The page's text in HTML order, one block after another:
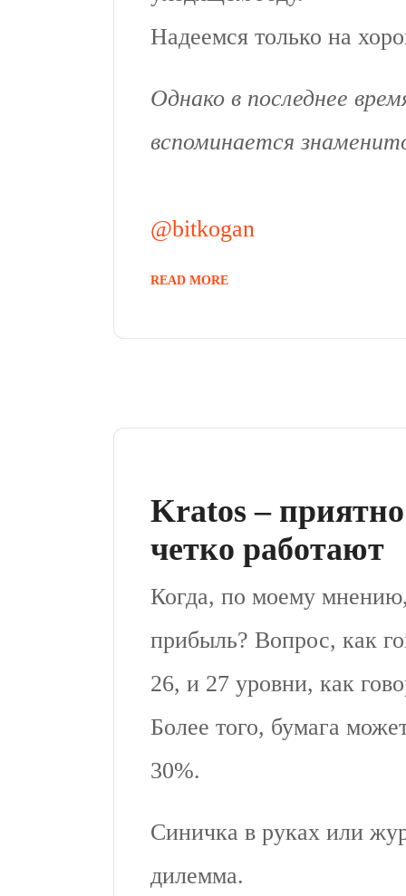
Надеемся только на
Однако в последнее
вспоминается
@bitkogan
READ MORE
Kratos – приятно
четко работают
Когда, по моему
прибыль? Вопрос, как
26, и 27 уровни, как
Более того, бумага
30%.
Синичка в руках или
дилемма.